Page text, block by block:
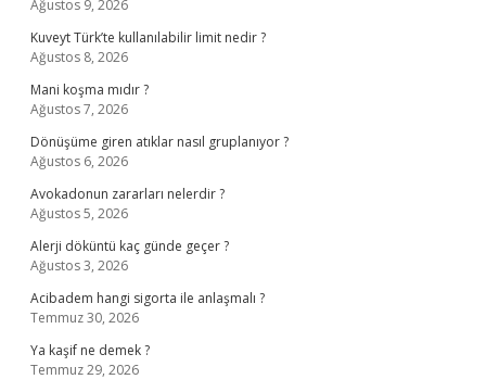
Ağustos 9, 2026
Kuveyt Türk’te kullanılabilir limit nedir ?
Ağustos 8, 2026
Mani koşma mıdır ?
Ağustos 7, 2026
Dönüşüme giren atıklar nasıl gruplanıyor ?
Ağustos 6, 2026
Avokadonun zararları nelerdir ?
Ağustos 5, 2026
Alerji döküntü kaç günde geçer ?
Ağustos 3, 2026
Acibadem hangi sigorta ile anlaşmalı ?
Temmuz 30, 2026
Ya kaşif ne demek ?
Temmuz 29, 2026